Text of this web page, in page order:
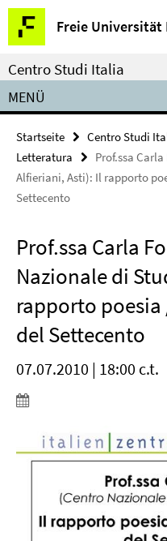
Springe
direkt
zu
Inhalt
Freie Universität
Service-
Navigation
Centro Studi Italia
MENÜ
Startseite Centro Studi
Letteratura
Prof.ssa
Alfieriani, Asti): Il rapporto
Settecento
Prof.ssa Carla
Nazionale di
rapporto
del Settecento
07.07.2010 | 18:00 c.t.